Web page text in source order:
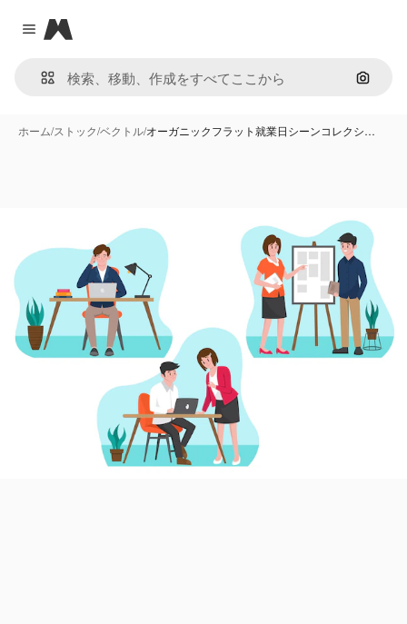
Close menu
Magnific
画像で
ホーム/ストック/ベクトル/オーガニックフラット就業日シーンコレクシ…